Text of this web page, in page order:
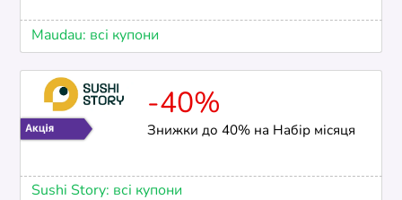
Maudau: всі купони
-40%
Знижки до 40% на Набір місяця
Sushi Story: всі купони